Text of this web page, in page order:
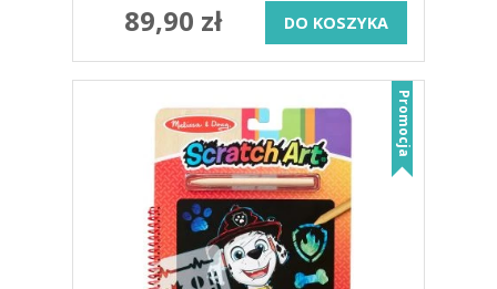
89,90 zł DO KOSZYKA
Promocja